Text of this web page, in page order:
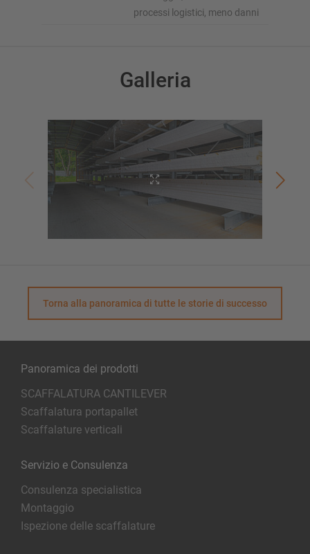
processi logistici, meno danni
Galleria
Torna alla panoramica di tutte le storie di successo
Panoramica dei prodotti
SCAFFALATURA CANTILEVER
Scaffalatura portapallet
Scaffalature verticali
Servizio e Consulenza
Consulenza specialistica
Montaggio
Ispezione delle scaffalature